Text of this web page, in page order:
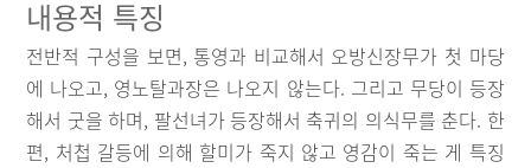
내용적 특징
전반적 구성을 보면, 통영과 비교해서 오방신장무가 첫 마당
에 나오고, 영노탈과장은 나오지 않는다. 그리고 무당이 등장
해서 굿을 하며, 팔선녀가 등장해서 축귀의 의식무를 춘다. 한
편, 처첩 갈등에 의해 할미가 죽지 않고 영감이 죽는 게 특징